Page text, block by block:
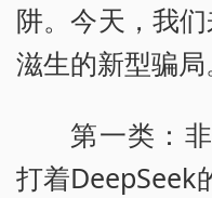
阱。今天，我
滋生的新型骗局
第一类：
打着DeepSeek